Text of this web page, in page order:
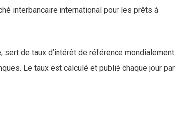
interbancaire international pour les prêts à
de taux d’intérêt de référence mondialement
Le taux est calculé et publié chaque jour par